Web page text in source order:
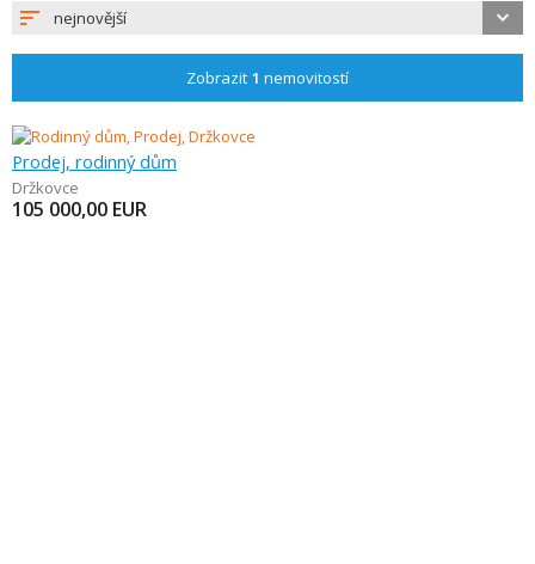
nejnovější
Zobrazit 1 nemovitostí
Prodej, rodinný dům
Držkovce
105 000,00 EUR